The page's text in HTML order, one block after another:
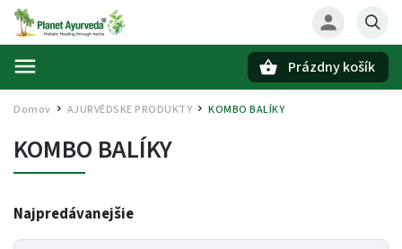
Prázdny košík
Domov AJURVÉDSKE PRODUKTY / KOMBO BALÍKY
KOMBO BALÍKY
Najpredávanejšie